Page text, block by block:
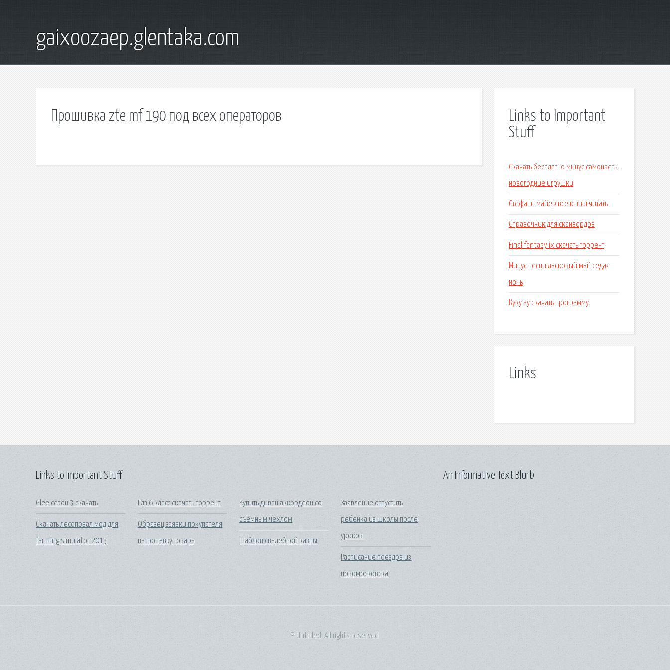
gaixoozaep.glentaka.com
Прошивка zte mf 190 под всех операторов
Links to Important
Stuff
Скачать бесплатно минус самоцветы
новогодние игрушки
Стефани майер все книги читать
Справочник для сканвордов
Final fantasy ix скачать торрент
Минус песни ласковый май седая
ночь
Куку ау скачать программу
Links
Links to Important Stuff
Glee сезон 3 скачать
Скачать лесоповал мод для
farming simulator 2013
Гдз 6 класс скачать торрент
Образец заявки покупателя
на поставку товара
Купить диван аккордеон со
съемным чехлом
Шаблон свадебной казны
Заявление отпустить
ребенка из школы после
уроков
Расписание поездов из
новомосковска
An Informative Text Blurb
© Untitled. All rights reserved.